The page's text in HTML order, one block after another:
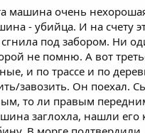
машина очень
- убийца. И на счету
под забором. Ни
не помню. А вот
и по трассе и по
завозить. Он поехал.
то ли правым
заглохла, нашли